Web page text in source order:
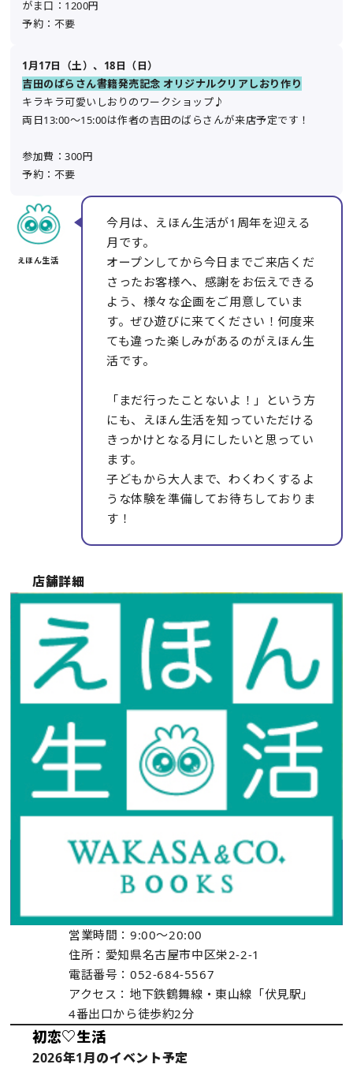
がま口：1200円
予約：不要
1月17日（土）、18日（日）
吉田のばらさん書籍発売記念 オリジナルクリアしおり作り
キラキラ可愛いしおりのワークショップ♪
両日13:00〜15:00は作者の吉田のばらさんが来店予定です！
参加費：300円
予約：不要
今月は、えほん生活が1周年を迎える
月です。
オープンしてから今日までご来店くだ
さったお客様へ、感謝をお伝えできる
よう、様々な企画をご用意していま
す。ぜひ遊びに来てください！何度来
ても違った楽しみがあるのがえほん生
活です。
「まだ行ったことないよ！」という方
にも、えほん生活を知っていただける
きっかけとなる月にしたいと思ってい
ます。
子どもから大人まで、わくわくするよ
うな体験を準備してお待ちしておりま
す！
店舗詳細
営業時間：9:00〜20:00
住所：愛知県名古屋市中区栄2-2-1
電話番号：052-684-5567
アクセス：地下鉄鶴舞線・東山線「伏見駅」
4番出口から徒歩約2分
初恋♡生活
2026年1月のイベント予定